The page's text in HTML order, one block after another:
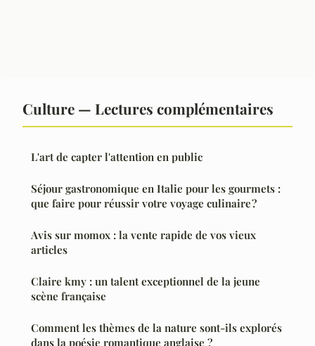
Culture — Lectures complémentaires
L'art de capter l'attention en public
Séjour gastronomique en Italie pour les gourmets :
que faire pour réussir votre voyage culinaire ?
Avis sur momox : la vente rapide de vos vieux
articles
Claire kmy : un talent exceptionnel de la jeune
scène française
Comment les thèmes de la nature sont-ils explorés
dans la poésie romantique anglaise ?